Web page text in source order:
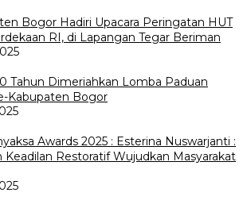
Bogor Hadiri Upacara Peringatan HUT
RI, di Lapangan Tegar Beriman
Tahun Dimeriahkan Lomba Paduan
Kabupaten Bogor
Awards 2025 : Esterina Nuswarjanti :
Keadilan Restoratif Wujudkan Masyarakat